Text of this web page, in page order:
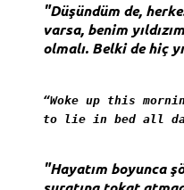
"Düşündüm de,
varsa, benim
olmalı. Belki de hiç
“Woke up this
to lie in bed all
"Hayatım boyunca